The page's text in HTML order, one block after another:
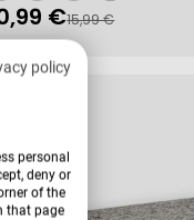
policy
personal
deny or
of the
that page
€15,99 €